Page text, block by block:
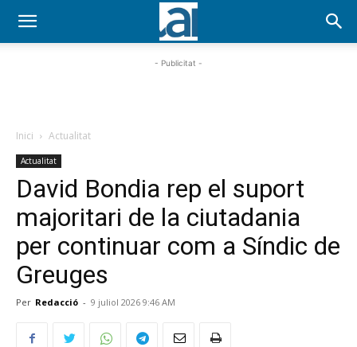
- Publicitat -
Inici Actualitat
Actualitat
David Bondia rep el suport
majoritari de la ciutadania
per continuar com a Síndic de
Greuges
Per Redacció - 9 juliol 2026 9:46 AM